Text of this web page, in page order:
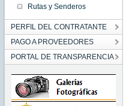
Rutas y Senderos
PERFIL DEL CONTRATANTE
PAGO A PROVEEDORES
PORTAL DE TRANSPARENCIA